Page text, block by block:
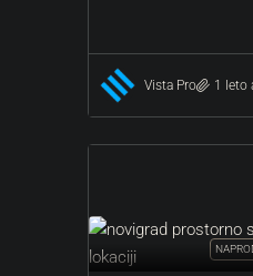
Vista Pro 1 leto